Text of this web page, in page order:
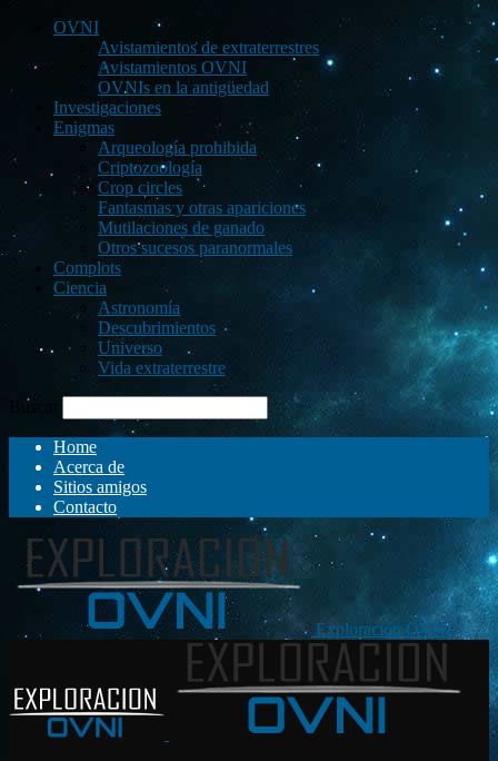
OVNI
Avistamientos de extraterrestres
Avistamientos OVNI
OVNIs en la antigüedad
Investigaciones
Enigmas
Arqueología prohibida
Criptozoología
Crop circles
Fantasmas y otras apariciones
Mutilaciones de ganado
Otros sucesos paranormales
Complots
Ciencia
Astronomía
Descubrimientos
Universo
Vida extraterrestre
Buscar
Home
Acerca de
Sitios amigos
Contacto
Exploración OVNI